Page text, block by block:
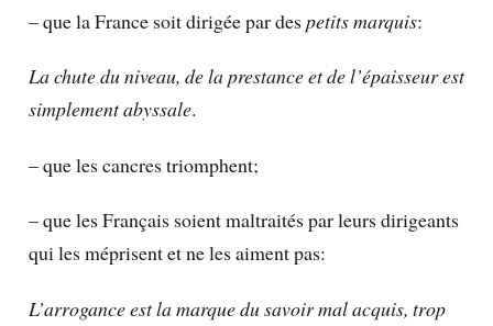
– que la France soit dirigée par des petits marquis:
La chute du niveau, de la prestance et de l’épaisseur est
simplement abyssale.
– que les cancres triomphent;
– que les Français soient maltraités par leurs dirigeants
qui les méprisent et ne les aiment pas:
L’arrogance est la marque du savoir mal acquis, trop